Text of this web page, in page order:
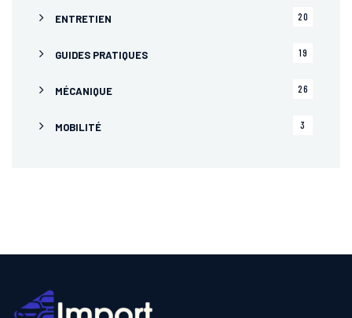
ENTRETIEN 20
GUIDES PRATIQUES 19
MÉCANIQUE 26
MOBILITÉ 3